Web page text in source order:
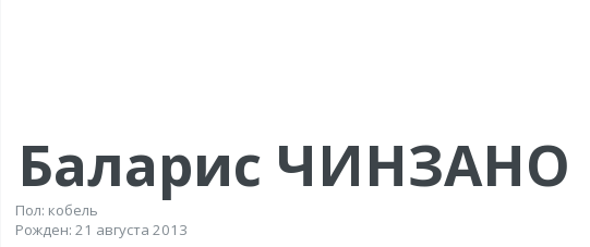
Баларис ЧИНЗАНО
Пол: кобель
Рожден: 21 августа 2013